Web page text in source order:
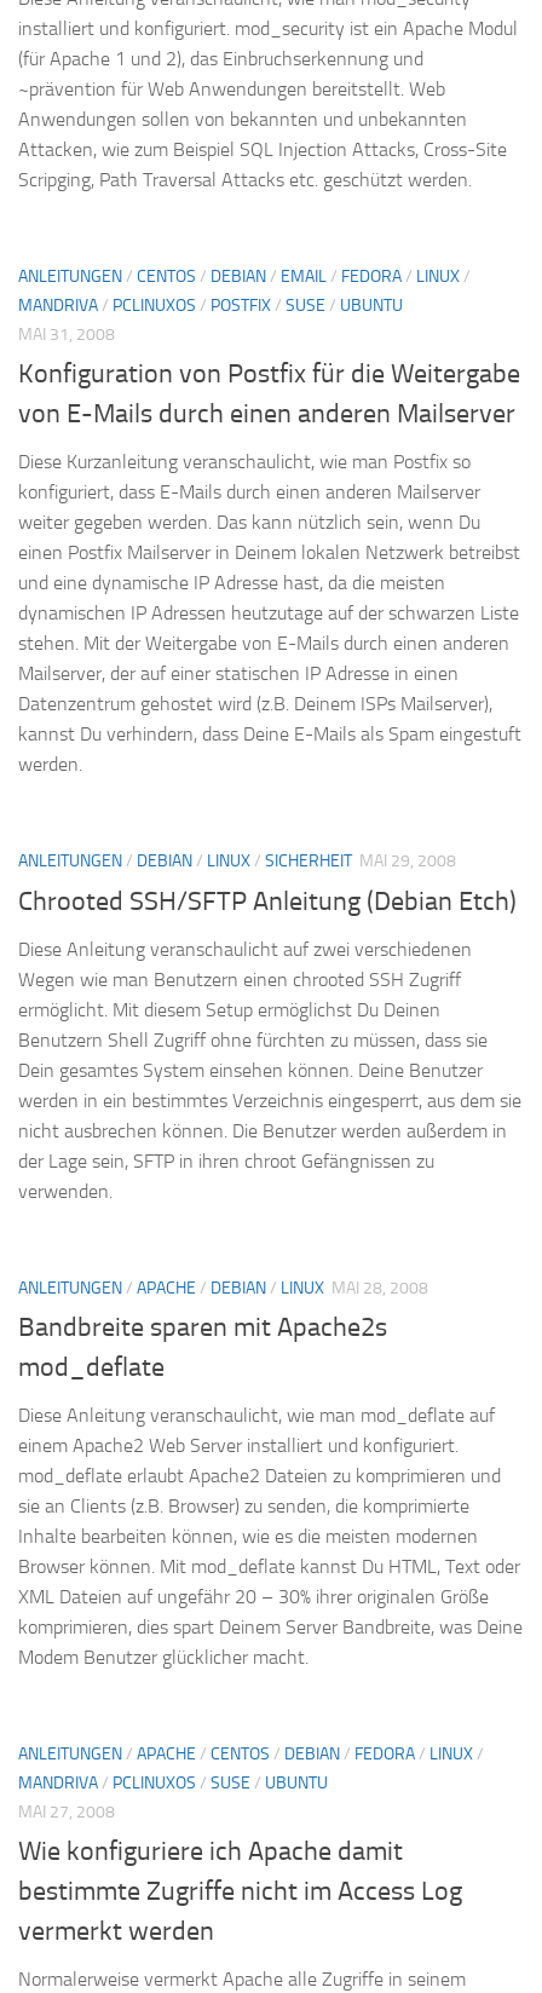
installiert und konfiguriert. mod_security ist ein Apache Modul
(für Apache 1 und 2), das Einbruchserkennung und
~prävention für Web Anwendungen bereitstellt. Web
Anwendungen sollen von bekannten und unbekannten
Attacken, wie zum Beispiel SQL Injection Attacks, Cross-Site
Scripging, Path Traversal Attacks etc. geschützt werden.
ANLEITUNGEN/ CENTOS / DEBIAN/ EMAIL/ FEDORA/ LINUX/
MANDRIVA/ PCLINUXOS / POSTFIX/ SUSE / UBUNTU
MAI 31, 2008
Konfiguration von Postfix für die Weitergabe
von E-Mails durch einen anderen Mailserver
Diese Kurzanleitung veranschaulicht, wie man Postfix so
konfiguriert, dass E-Mails durch einen anderen Mailserver
weiter gegeben werden. Das kann nützlich sein, wenn Du
einen Postfix Mailserver in Deinem lokalen Netzwerk betreibst
und eine dynamische IP Adresse hast, da die meisten
dynamischen IP Adressen heutzutage auf der schwarzen Liste
stehen. Mit der Weitergabe von E-Mails durch einen anderen
Mailserver, der auf einer statischen IP Adresse in einen
Datenzentrum gehostet wird (z.B. Deinem ISPs Mailserver),
kannst Du verhindern, dass Deine E-Mails als Spam eingestuft
werden.
ANLEITUNGEN/ DEBIAN/ LINUX/ SICHERHEIT MAI 29, 2008
Chrooted SSH/SFTP Anleitung (Debian Etch)
Diese Anleitung veranschaulicht auf zwei verschiedenen
Wegen wie man Benutzern einen chrooted SSH Zugriff
ermöglicht. Mit diesem Setup ermöglichst Du Deinen
Benutzern Shell Zugriff ohne fürchten zu müssen, dass sie
Dein gesamtes System einsehen können. Deine Benutzer
werden in ein bestimmtes Verzeichnis eingesperrt, aus dem sie
nicht ausbrechen können. Die Benutzer werden außerdem in
der Lage sein, SFTP in ihren chroot Gefängnissen zu
verwenden.
ANLEITUNGEN/ APACHE / DEBIAN/ LINUX MAI 28, 2008
Bandbreite sparen mit Apache2s
mod_deflate
Diese Anleitung veranschaulicht, wie man mod_deflate auf
einem Apache2 Web Server installiert und konfiguriert.
mod_deflate erlaubt Apache2 Dateien zu komprimieren und
sie an Clients (z.B. Browser) zu senden, die komprimierte
Inhalte bearbeiten können, wie es die meisten modernen
Browser können. Mit mod_deflate kannst Du HTML, Text oder
XML Dateien auf ungefähr 20 – 30% ihrer originalen Größe
komprimieren, dies spart Deinem Server Bandbreite, was Deine
Modem Benutzer glücklicher macht.
ANLEITUNGEN/ APACHE / CENTOS / DEBIAN/ FEDORA/ LINUX/
MANDRIVA/ PCLINUXOS / SUSE / UBUNTU
MAI 27, 2008
Wie konfiguriere ich Apache damit
bestimmte Zugriffe nicht im Access Log
vermerkt werden
Normalerweise vermerkt Apache alle Zugriffe in seinem